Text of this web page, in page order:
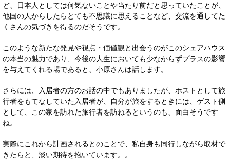
ど、日本人としては何気ないことや当たり前だと思っていたことが、
他国の人からしたらとても不思議に思えることなど、交流を通してた
くさんの気づきを得るのだそうです。
このような新たな発見や視点・価値観と出会うのがこのシェアハウス
の本当の魅力であり、今後の人生においても少なからずプラスの影響
を与えてくれる場であると、小原さんは話します。
さらには、入居者の方のお話の中でもありましたが、ホストとして旅
行者をもてなしていた入居者が、自分が旅をするときには、ゲスト側
として、この家を訪れた旅行者を訪ねるというのも、面白そうです
ね。
実際にこれから計画されるとのことで、私自身も同行しながら取材で
きたらと、淡い期待を抱いています。。